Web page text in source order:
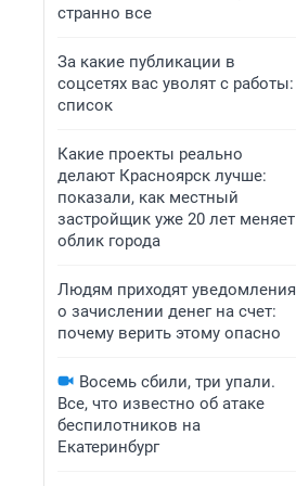
странно все
За какие публикации в
соцсетях вас уволят с работы:
список
Какие проекты реально
делают Красноярск лучше:
показали, как местный
застройщик уже 20 лет меняет
облик города
Людям приходят уведомления
о зачислении денег на счет:
почему верить этому опасно
Восемь сбили, три упали.
Все, что известно об атаке
беспилотников на
Екатеринбург